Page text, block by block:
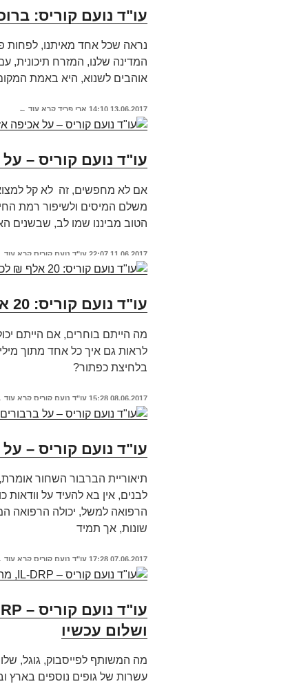
עו"ד נועם קוריס:
נראה שכל אחד מאיתנו, לפחות
המדינה שלנו, המזרח תיכונית,
אוהבים לשנוא, היא באמת
13.06.2017
14:10 ארי פריד קרא עוד ←
עו"ד נועם קוריס –
אם לא מחפשים, זה לא קל
משלם המיסים ולשיפור רמת
הטוב מביננו שמו לב, שבשנים
11.06.2017
22:07 עו"ד נועם קוריס קרא עוד
עו"ד נועם קוריס: 20 אלף ₪ לכל ישראלי
לראות גם איך כל אחד מתוך
בלחיצת כפתור?
08.06.2017
15:28 עו"ד נועם קוריס קרא עוד
עו"ד נועם קוריס – על
לבנים, אין בא להעיד על וודאות
הרפואה למשל, יכולה הרפואה
שונות, אך תמיד
07.06.2017
17:28 עו"ד נועם קוריס קרא עוד
ושלום עכשיו
מה המשותף לפייסבוק, גוגל,
עשרות של גופים נוספים בארץ